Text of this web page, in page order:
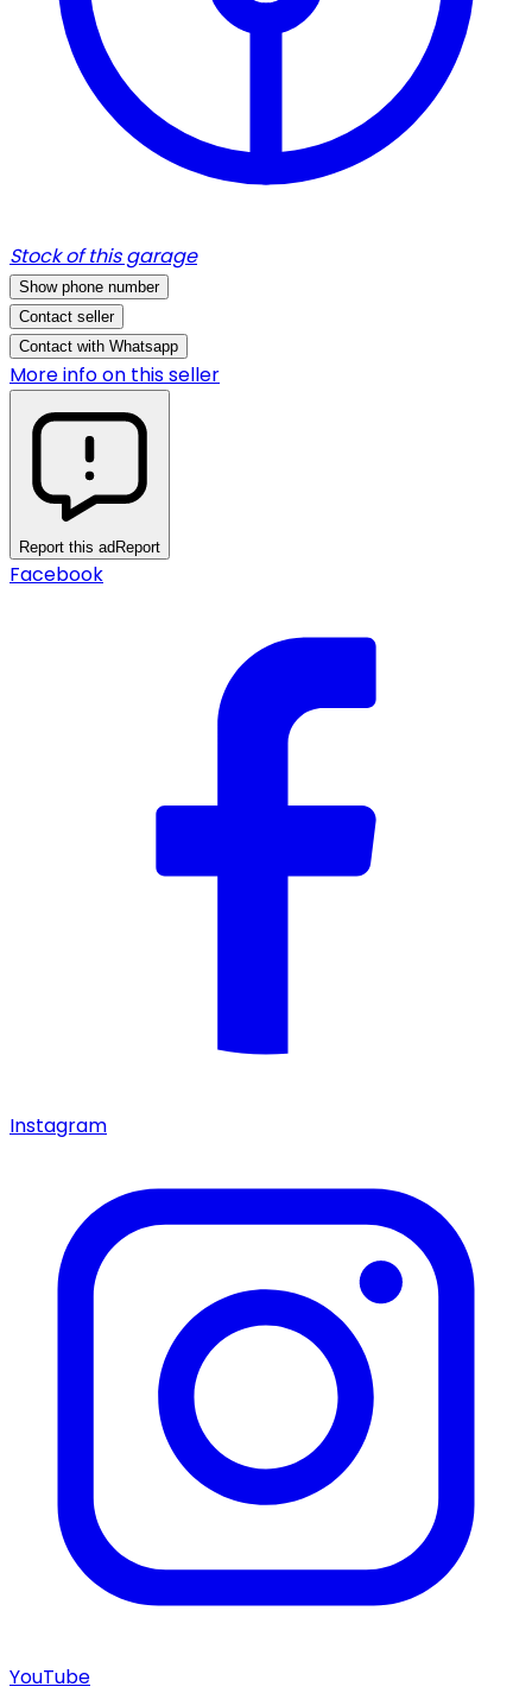
Stock of this garage
Show phone number
Contact seller
Contact with Whatsapp
More info on this seller
Report this ad Report
Facebook
Instagram
YouTube